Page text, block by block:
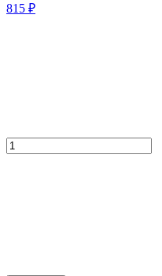
815 ₽